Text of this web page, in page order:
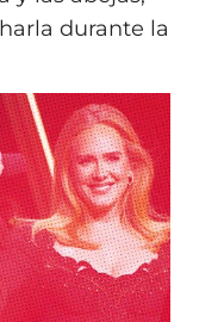
durante la